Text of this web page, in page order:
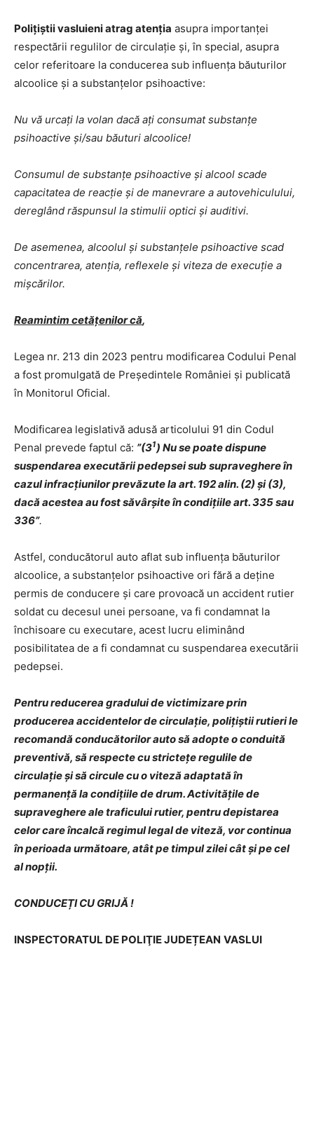
Polițiștii vasluieni atrag atenţia asupra importanţei
respectării regulilor de circulaţie şi, în special, asupra
celor referitoare la conducerea sub influenţa băuturilor
alcoolice și a substanțelor psihoactive:
Nu vă urcaţi la volan dacă aţi consumat substanțe
psihoactive și/sau băuturi alcoolice!
Consumul de substanțe psihoactive și alcool scade
capacitatea de reacţie şi de manevrare a autovehiculului,
dereglând răspunsul la stimulii optici şi auditivi.
De asemenea, alcoolul și substanțele psihoactive scad
concentrarea, atenţia, reflexele şi viteza de execuţie a
mişcărilor.
Reamintim cetățenilor că,
Legea nr. 213 din 2023 pentru modificarea Codului Penal
a fost promulgată de Președintele României și publicată
în Monitorul Oficial.
Modificarea legislativă adusă articolului 91 din Codul
Penal prevede faptul că: ”(31) Nu se poate dispune
suspendarea executării pedepsei sub supraveghere în
cazul infracțiunilor prevăzute la art. 192 alin. (2) și (3),
dacă acestea au fost săvârșite în condițiile art. 335 sau
336”.
Astfel, conducătorul auto aflat sub influența băuturilor
alcoolice, a substanțelor psihoactive ori fără a deține
permis de conducere și care provoacă un accident rutier
soldat cu decesul unei persoane, va fi condamnat la
închisoare cu executare, acest lucru eliminând
posibilitatea de a fi condamnat cu suspendarea executării
pedepsei.
Pentru reducerea gradului de victimizare prin
producerea accidentelor de circulație, polițiștii rutieri le
recomandă conducătorilor auto să adopte o conduită
preventivă, să respecte cu strictețe regulile de
circulație și să circule cu o viteză adaptată în
permanență la condițiile de drum. Activitățile de
supraveghere ale traficului rutier, pentru depistarea
celor care încalcă regimul legal de viteză, vor continua
în perioada următoare, atât pe timpul zilei cât și pe cel
al nopții.
CONDUCEȚI CU GRIJĂ !
INSPECTORATUL DE POLIŢIE JUDEȚEAN VASLUI